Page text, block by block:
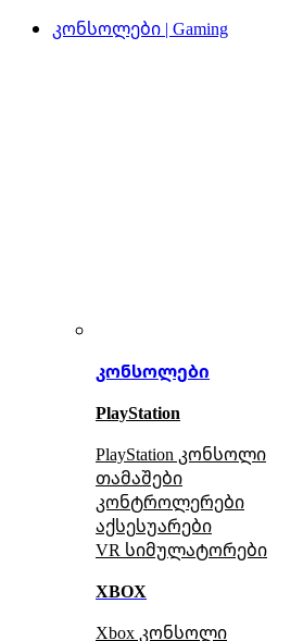
კონსოლები | Gaming
კონსოლები
PlayStation
PlayStation კონსოლი
თამაშები
კონტროლერები
აქსესუარები
VR სიმულატორები
XBOX
Xbox კონსოლი